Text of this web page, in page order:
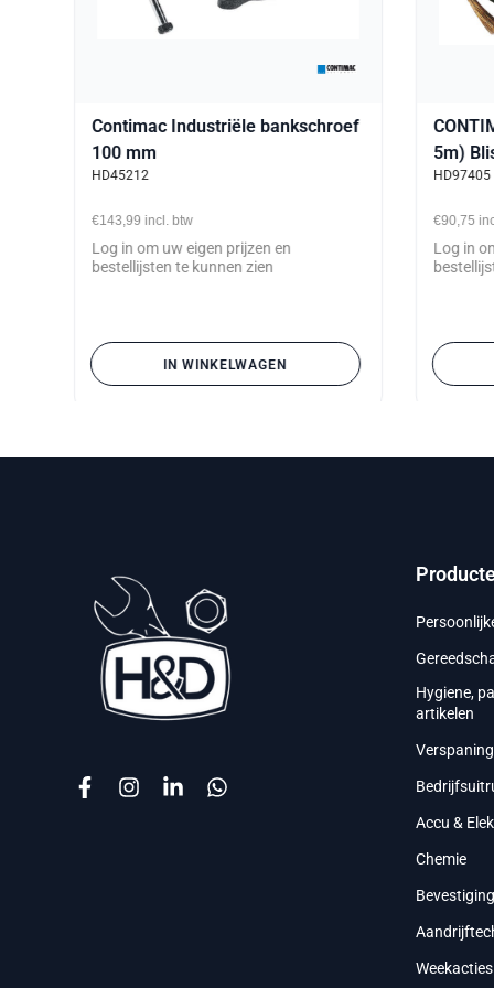
Contimac Industriële bankschroef
100 mm
HD45212
€143,99 incl. btw
Log in om uw eigen prijzen en
bestellijsten te kunnen zien
IN WINKELWAGEN
5m)
HD97405
€90,75
Log in
Hygiene,
artikelen
Verspaning
Accu &
Chemie
Weekacties